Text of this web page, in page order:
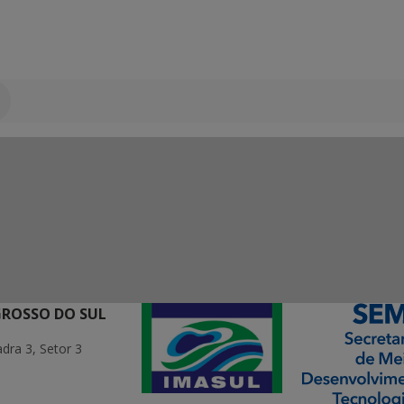
DO SUL
3, Setor 3